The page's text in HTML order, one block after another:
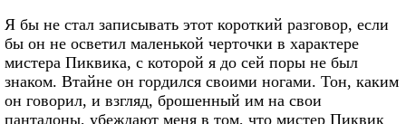
Я бы не стал записывать этот короткий разговор, если
бы он не осветил маленькой черточки в характере
мистера Пиквика, с которой я до сей поры не был
знаком. Втайне он гордился своими ногами. Тон, каким
он говорил, и взгляд, брошенный им на свои
панталоны, убеждают меня в том, что мистер Пиквик